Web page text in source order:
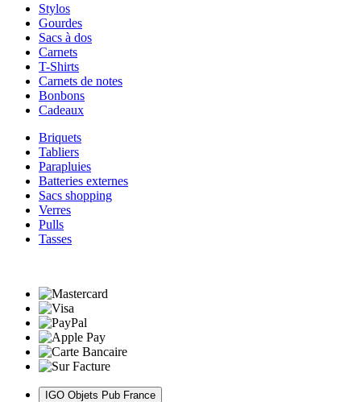
Stylos
Gourdes
Sacs à dos
Carnets
T-Shirts
Carnets de notes
Bonbons
Cadeaux
Briquets
Tabliers
Parapluies
Batteries externes
Sacs shopping
Verres
Pulls
Tasses
IGO Objets Pub France